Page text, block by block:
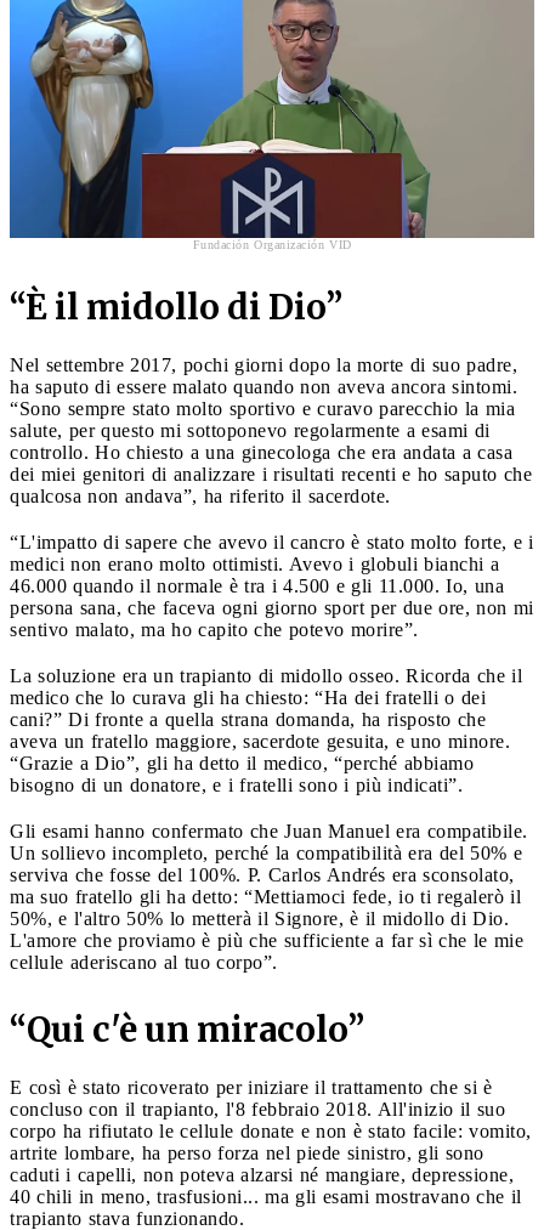
Fundación Organización VID
“È il midollo di Dio”
Nel settembre 2017, pochi giorni dopo la morte di suo padre,
ha saputo di essere malato quando non aveva ancora sintomi.
“Sono sempre stato molto sportivo e curavo parecchio la mia
salute, per questo mi sottoponevo regolarmente a esami di
controllo. Ho chiesto a una ginecologa che era andata a casa
dei miei genitori di analizzare i risultati recenti e ho saputo che
qualcosa non andava”, ha riferito il sacerdote.
“L'impatto di sapere che avevo il cancro è stato molto forte, e i
medici non erano molto ottimisti. Avevo i globuli bianchi a
46.000 quando il normale è tra i 4.500 e gli 11.000. Io, una
persona sana, che faceva ogni giorno sport per due ore, non mi
sentivo malato, ma ho capito che potevo morire”.
La soluzione era un trapianto di midollo osseo. Ricorda che il
medico che lo curava gli ha chiesto: “Ha dei fratelli o dei
cani?” Di fronte a quella strana domanda, ha risposto che
aveva un fratello maggiore, sacerdote gesuita, e uno minore.
“Grazie a Dio”, gli ha detto il medico, “perché abbiamo
bisogno di un donatore, e i fratelli sono i più indicati”.
Gli esami hanno confermato che Juan Manuel era compatibile.
Un sollievo incompleto, perché la compatibilità era del 50% e
serviva che fosse del 100%. P. Carlos Andrés era sconsolato,
ma suo fratello gli ha detto: “Mettiamoci fede, io ti regalerò il
50%, e l'altro 50% lo metterà il Signore, è il midollo di Dio.
L'amore che proviamo è più che sufficiente a far sì che le mie
cellule aderiscano al tuo corpo”.
“Qui c'è un miracolo”
E così è stato ricoverato per iniziare il trattamento che si è
concluso con il trapianto, l'8 febbraio 2018. All'inizio il suo
corpo ha rifiutato le cellule donate e non è stato facile: vomito,
artrite lombare, ha perso forza nel piede sinistro, gli sono
caduti i capelli, non poteva alzarsi né mangiare, depressione,
40 chili in meno, trasfusioni... ma gli esami mostravano che il
trapianto stava funzionando.